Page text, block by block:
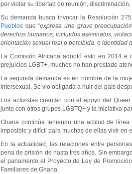
por violar su libertad de reunión,
Su demanda busca invocar la Resolución
Pueblos que “expresa una grave
derechos humanos, incluidos asesinatos,
orientación sexual real o percibida. o identidad
La Comisión Africana adoptó esto en 2014
prejuicios LGBT+, muchos no han prestado
La segunda demanda es en nombre de la
intersexual. Se vio obligada a huir del país
Los activistas cuentan con el apoyo del
junto con otros grupos LGBTQ+ y la Iniciativa
Ghana continúa teniendo una actitud de
imposible y difícil para muchas de ellas vivir en
En la actualidad, las relaciones entre
pena de prisión de hasta tres años. Sin
el parlamento el Proyecto de Ley de
Familiares de Ghana.